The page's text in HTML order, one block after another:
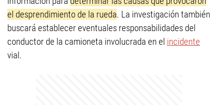
el desprendimiento de la rueda. La investigación también
buscará establecer eventuales responsabilidades del
conductor de la camioneta involucrada en el incidente
vial.